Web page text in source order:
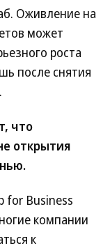
Оживление на
может
роста
после снятия
что
открытия
for Business
компании
к